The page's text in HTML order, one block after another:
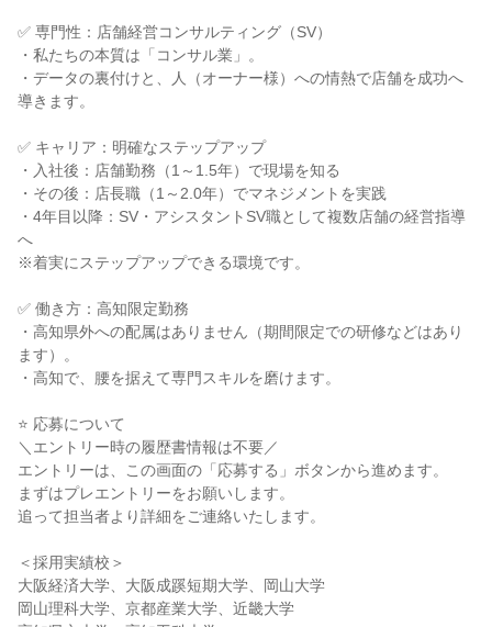
✅ 専門性：店舗経営コンサルティング（SV）
・私たちの本質は「コンサル業」。
・データの裏付けと、人（オーナー様）への情熱で店舗を成功へ
導きます。
✅ キャリア：明確なステップアップ
・入社後：店舗勤務（1～1.5年）で現場を知る
・その後：店長職（1～2.0年）でマネジメントを実践
・4年目以降：SV・アシスタントSV職として複数店舗の経営指導
へ
※着実にステップアップできる環境です。
✅ 働き方：高知限定勤務
・高知県外への配属はありません（期間限定での研修などはあり
ます）。
・高知で、腰を据えて専門スキルを磨けます。
⭐ 応募について
＼エントリー時の履歴書情報は不要／
エントリーは、この画面の「応募する」ボタンから進めます。
まずはプレエントリーをお願いします。
追って担当者より詳細をご連絡いたします。
＜採用実績校＞
大阪経済大学、大阪成蹊短期大学、岡山大学
岡山理科大学、京都産業大学、近畿大学